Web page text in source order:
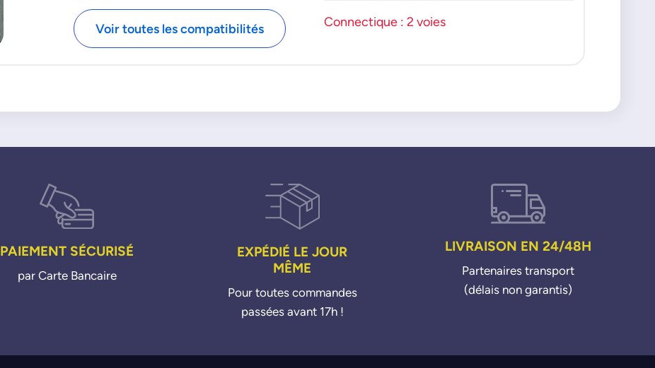
Voir toutes les compatibilités
PEUGEOT
Connectique : 2 voies
PAIEMENT SÉCURISÉ
par Carte Bancaire
EXPÉDIÉ LE JOUR
MÊME
Pour toutes commandes
passées avant 17h !
LIVRAISON EN 24/48H
Partenaires transport
(délais non garantis)